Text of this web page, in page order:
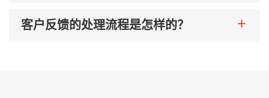
客户反馈的处理流程是怎样的？